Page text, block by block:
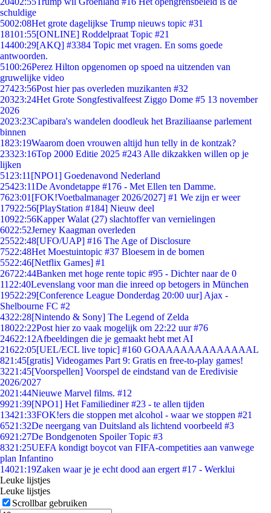
schuldige
5002:08Het grote dagelijkse Trump nieuws topic #31
18101:55[ONLINE] Roddelpraat Topic #21
14400:29[AKQ] #3384 Topic met vragen. En soms goede
antwoorden.
5100:26Perez Hilton opgenomen op spoed na uitzenden van
gruwelijke video
27423:56Post hier pas overleden muzikanten #32
20323:24Het Grote Songfestivalfeest Ziggo Dome #5 13 november
2026
2023:23Capibara's wandelen doodleuk het Braziliaanse parlement
binnen
1823:19Waarom doen vrouwen altijd hun telly in de kontzak?
23323:16Top 2000 Editie 2025 #243 Alle dikzakken willen op je
lijken
51 23:11 [NPO1] Goedenavond Nederland
25423:11De Avondetappe #176 - Met Ellen ten Damme.
7623:01 [FOK!Voetbalmanager 2026/2027] #1 We zijn er weer
17922:56[PlayStation #184] Nieuw deel
10922:56Kapper Walat (27) slachtoffer van vernielingen
6022:52Jerney Kaagman overleden
25522:48[UFO/UAP] #16 The Age of Disclosure
7522:48Het Moestuintopic #37 Bloesem in de bomen
5522:46[Netflix Games] #1
26722:44Banken met hoge rente topic #95 - Dichter naar de 0
11 22:40Levenslang voor man die inreed op betogers in München
19522:29[Conference League Donderdag 20:00 uur] Ajax -
Shelbourne FC #2
4322:28[Nintendo & Sony] The Legend of Zelda
18022:22Post hier zo vaak mogelijk om 22:22 uur #76
24622:12Afbeeldingen die je gemaakt hebt met AI
21622:05[UEL/ECL live topic] #160 GOAAAAAAAAAAAAAL
821:45[gratis] Videogames Part 9: Gratis en free-to-play games!
3221:45[Voorspellen] Voorspel de eindstand van de Eredivisie
2026/2027
2021:44Nieuwe Marvel films. #12
9921:39[NPO1] Het Familiediner #23 - te allen tijden
13421:33FOK!ers die stoppen met alcohol - waar we stoppen #21
6521:32De neergang van Duitsland als lichtend voorbeeld #3
6921:27De Bondgenoten Spoiler Topic #3
8321:25UEFA kondigt boycot van FIFA-competities aan vanwege
plan Infantino
14021:19Zaken waar je je echt dood aan ergert #17 - Werklui
Leuke lijstjes
Leuke lijstjes
Scrollbar gebruiken